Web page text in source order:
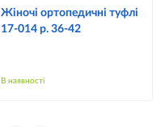
Жіночі ортопедичні туфлі
17-014 р. 36-42
В наявності